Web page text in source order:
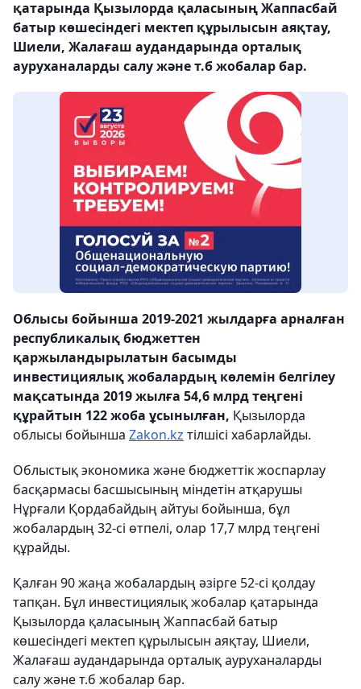
қатарында Қызылорда қаласының Жаппасбай
батыр көшесіндегі мектеп құрылысын аяқтау,
Шиели, Жалағаш аудандарында орталық
ауруханаларды салу және т.б жобалар бар.
Облысы бойынша 2019-2021 жылдарға арналған
республикалық бюджеттен
қаржыландырылатын басымды
инвестициялық жобалардың көлемін белгілеу
мақсатында 2019 жылға 54,6 млрд теңгені
құрайтын 122 жоба ұсынылған, Қызылорда
облысы бойынша Zakon.kz тілшісі хабарлайды.
Облыстық экономика және бюджеттік жоспарлау
басқармасы басшысының міндетін атқарушы
Нұрғали Қордабайдың айтуы бойынша, бұл
жобалардың 32-сі өтпелі, олар 17,7 млрд теңгені
құрайды.
Қалған 90 жаңа жобалардың әзірге 52-сі қолдау
тапқан. Бұл инвестициялық жобалар қатарында
Қызылорда қаласының Жаппасбай батыр
көшесіндегі мектеп құрылысын аяқтау, Шиели,
Жалағаш аудандарында орталық ауруханаларды
салу және т.б жобалар бар.